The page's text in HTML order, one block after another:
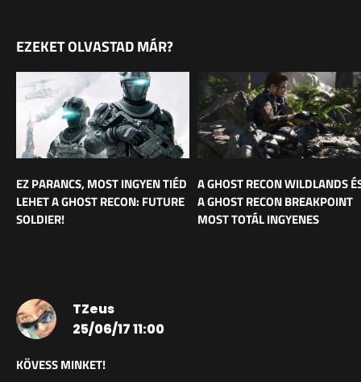
EZEKET OLVASTAD MÁR?
EZ PARANCS, MOST INGYEN TIÉD
LEHET A GHOST RECON: FUTURE
SOLDIER!
A GHOST RECON WILDLANDS
A GHOST RECON BREAKPOINT
MOST TOTÁL INGYENES
TZeus
25/06/17 11:00
KÖVESS MINKET!